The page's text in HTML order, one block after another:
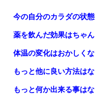
今の自分のカラダの状
薬を飲んだ効果はちゃ
体温の変化はおかしく
もっと他に良い方法は
もっと何か出来る事は